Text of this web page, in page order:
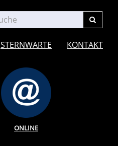
STERNWARTE KONTAKT
ONLINE